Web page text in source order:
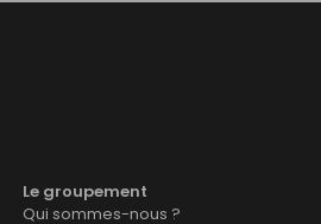
Le groupement
Qui sommes-nous ?